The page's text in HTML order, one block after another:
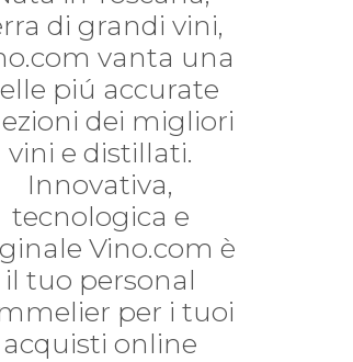
di grandi vini,
vanta una
piú accurate
dei migliori
vini e distillati.
Innovativa,
tecnologica e
Vino.com è
il tuo personal
per i tuoi
acquisti online